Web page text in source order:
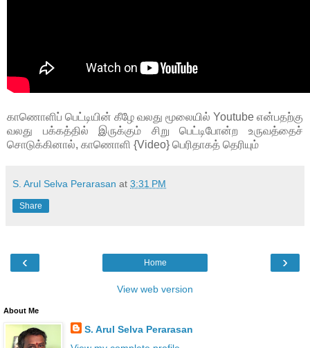
காணொளிப் பெட்டியின் கீழே வலது மூலையில் Youtube என்பதற்கு
வலது பக்கத்தில் இருக்கும் சிறு பெட்டிபோன்ற உருவத்தைச்
சொடுக்கினால், காணொளி {Video} பெரிதாகத் தெரியும்
S. Arul Selva Perarasan at 3:31 PM
Share
‹ ›
Home
View web version
About Me
S. Arul Selva Perarasan